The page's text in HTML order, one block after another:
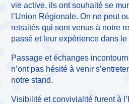
vie active, ils ont souhaité se
l’Union Régionale. On ne peut
retraités qui sont venus à notre
passé et leur expérience dans
Passage et échanges
n’ont pas hésité à venir
notre stand.
Visibilité et convivialité furent à